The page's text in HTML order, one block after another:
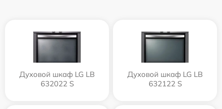
Духовой шкаф LG LB
632022 S
Духовой шкаф LG LB
632122 S